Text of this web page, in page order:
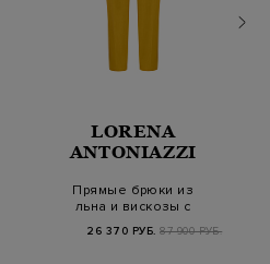
LORENA
ANTONIAZZI
Прямые брюки из
льна и вискозы с
шл…
26 370 РУБ. 87 900 РУБ.